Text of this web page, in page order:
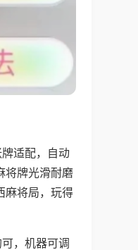
适配，自动
将牌光滑耐磨
麻将局，玩得
，机器可调